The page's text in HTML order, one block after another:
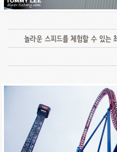
놀라운 스피드를 체험할 수 있는